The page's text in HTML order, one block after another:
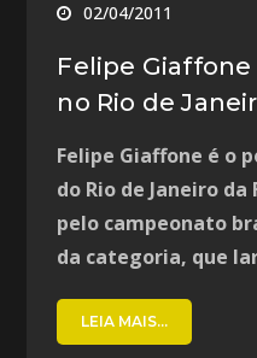
02/04/2011
Felipe
no Rio de
Felipe Giaffone é o
do Rio de Janeiro
pelo campeonato
da categoria, que
LEIA MAIS...